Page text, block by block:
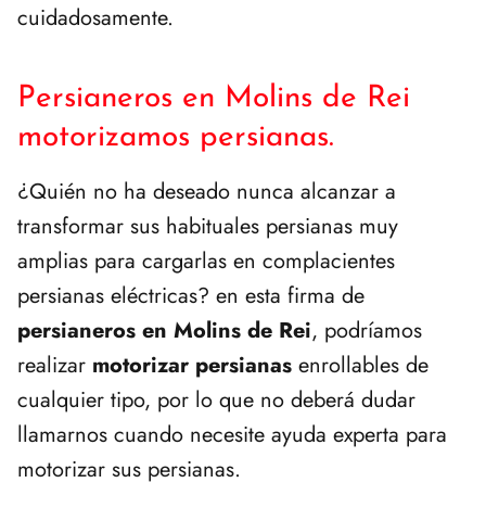
cuidadosamente.
Persianeros en Molins de Rei
motorizamos persianas.
¿Quién no ha deseado nunca alcanzar a
transformar sus habituales persianas muy
amplias para cargarlas en complacientes
persianas eléctricas? en esta firma de
persianeros en Molins de Rei, podríamos
realizar motorizar persianas enrollables de
cualquier tipo, por lo que no deberá dudar
llamarnos cuando necesite ayuda experta para
motorizar sus persianas.